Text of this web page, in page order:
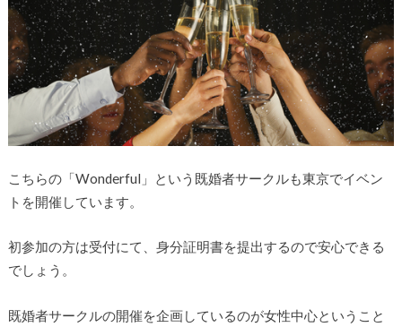
こちらの「Wonderful」という既婚者サークルも東京でイベン
トを開催しています。
初参加の方は受付にて、身分証明書を提出するので安心できる
でしょう。
既婚者サークルの開催を企画しているのが女性中心ということ